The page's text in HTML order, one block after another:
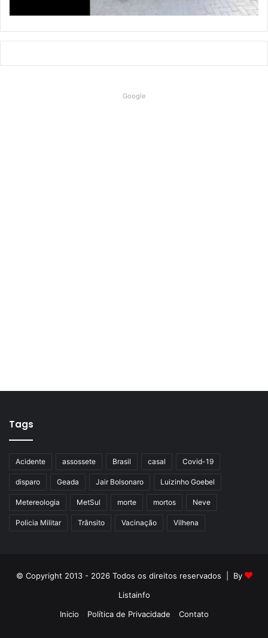
Google
Tags
Acidente assossete Brasil casal Covid-19
disparo Geada Jair Bolsonaro Luizinho Goebel
Metereologia MetSul morte mortos Neve
Policia Militar Trânsito Vacinação Vilhena
© Copyright 2013 - 2026 Todos os direitos reservados | By
Listainfo
Inicio
Política de Privacidade Contato